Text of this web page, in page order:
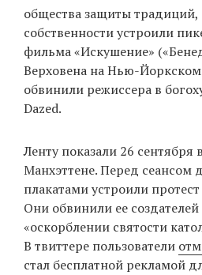
общества защиты традиций,
собственности устроили
фильма «Искушение»
Верховена на Нью-
обвинили режиссера в
Dazed.
Ленту показали 26 сентября
Манхэттене. Перед сеансом
плакатами устроили
Они обвинили ее создателей
«оскорблении святости
В твиттере пользователи
стал бесплатной рекламой